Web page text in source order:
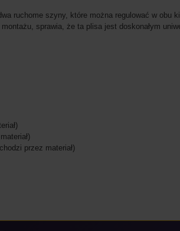
ruchome szyny, które można regulować w
sprawia, że ta plisa jest doskonałym
przez materiał)